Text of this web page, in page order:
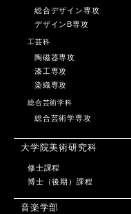
総合デザイン専攻
デザインB専攻
工芸科
陶磁器専攻
漆工専攻
染織専攻
総合芸術学科
総合芸術学専攻
大学院美術研究科
修士課程
博士（後期）課程
音楽学部